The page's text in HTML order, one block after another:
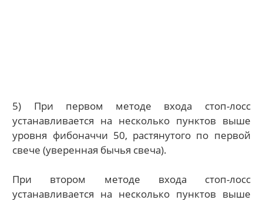
5) При первом методе входа стоп-лосс
устанавливается на несколько пунктов выше
уровня фибоначчи 50, растянутого по первой
свече (уверенная бычья свеча).
При втором методе входа стоп-лосс
устанавливается на несколько пунктов выше